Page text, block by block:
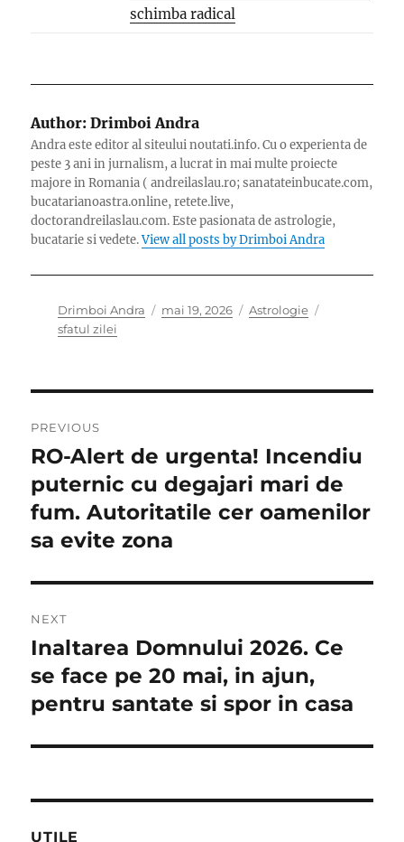
schimba radical
Author: Drimboi Andra
Andra este editor al siteului noutati.info. Cu o experienta de
peste 3 ani in jurnalism, a lucrat in mai multe proiecte
majore in Romania ( andreilaslau.ro; sanatateinbucate.com,
bucatarianoastra.online, retete.live,
doctorandreilaslau.com. Este pasionata de astrologie,
bucatarie si vedete.View all posts by Drimboi Andra
Author
Drimboi Andra
Posted
mai 19, 2026 Categories
Astrologie
sfatul zilei
în
articole
PREVIOUS
Previous
post:
RO-Alert de urgenta! Incendiu
puternic cu degajari mari de
fum. Autoritatile cer oamenilor
sa evite zona
NEXT
Next
post:
Inaltarea Domnului 2026. Ce
se face pe 20 mai, in ajun,
pentru santate si spor in casa
UTILE